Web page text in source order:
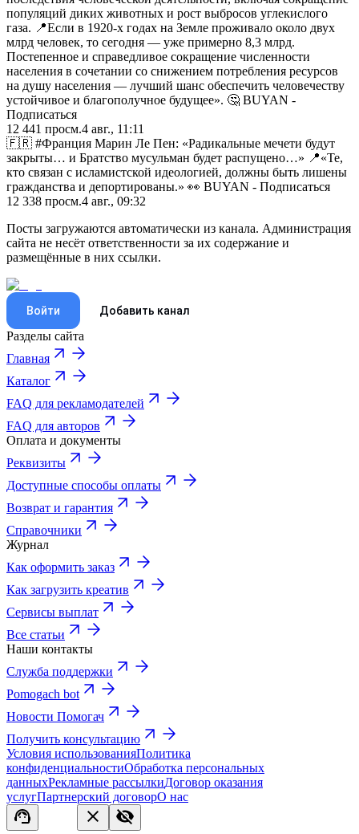
популяций диких животных и рост выбросов углекислого
газа. 📍Если в 1920-х годах на Земле проживало около двух
млрд человек, то сегодня — уже примерно 8,3 млрд.
Постепенное и справедливое сокращение численности
населения в сочетании со снижением потребления ресурсов
на душу населения — лучший шанс обеспечить человечеству
устойчивое и благополучное будущее». 🤔 BUYAN -
Подписаться
12 441 просм.4 авг., 11:11
🇫🇷 #Франция Марин Ле Пен: «Радикальные мечети будут
закрыты… и Братство мусульман будет распущено…» 📍«Те,
кто связан с исламистской идеологией, должны быть лишены
гражданства и депортированы.» 👀 BUYAN - Подписаться
12 338 просм.4 авг., 09:32
Посты загружаются автоматически из канала. Администрация
сайта не несёт ответственности за их содержание и
размещённые в них ссылки.
Войти Добавить канал
Разделы сайта
Главная
Каталог
FAQ для рекламодателей
FAQ для авторов
Оплата и документы
Реквизиты
Доступные способы оплаты
Возврат и гарантия
Справочники
Журнал
Как оформить заказ
Как загрузить креатив
Сервисы выплат
Все статьи
Наши контакты
Служба поддержки
Pomogach bot
Новости Помогач
Получить консультацию
Условия использованияПолитика
конфиденциальностиОбработка персональных
данныхРекламные рассылкиДоговор оказания
услугПартнерский договорО нас